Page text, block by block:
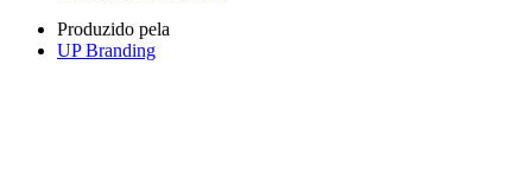
Produzido pela
UP Branding